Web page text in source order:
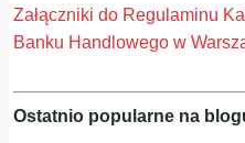
Załączniki do Regulaminu
Banku Handlowego w
Ostatnio popularne na